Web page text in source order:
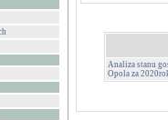
Analiza stanu
Opola za